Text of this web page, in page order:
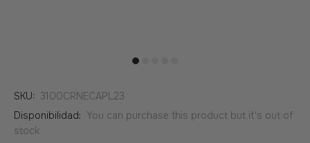
SKU: 3100CRNECAPL23
Disponibilidad: You can purchase this product but it's out of
stock